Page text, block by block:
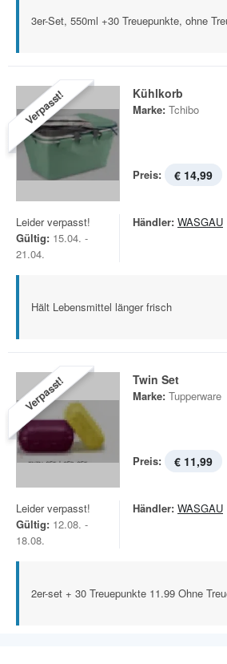
3er-Set, 550ml +30 Treuepunkte, ohne
Verpasst! Kühlkorb
Marke: Tchibo
Preis: € 14,99
Leider verpasst!
Gültig: 15.04. -
21.04.
Händler: WASGAU
Hält Lebensmittel länger frisch
Verpasst! Twin Set
Marke: Tupperware
Preis: € 11,99
Leider verpasst!
Gültig: 12.08. -
18.08.
Händler: WASGAU
2er-set + 30 Treuepunkte 11.99 Ohne